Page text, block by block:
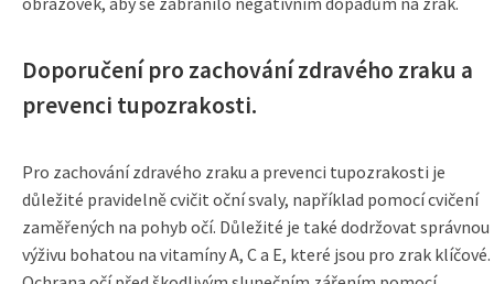
Doporučení pro zachování zdravého zraku a
prevenci tupozrakosti.
Pro zachování zdravého zraku a prevenci tupozrakosti je
důležité pravidelně cvičit oční svaly, například pomocí cvičení
zaměřených na pohyb očí. Důležité je také dodržovat správnou
výživu bohatou na vitamíny A, C a E, které jsou pro zrak klíčové.